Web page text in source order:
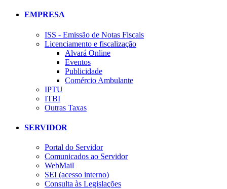
EMPRESA
ISS - Emissão de Notas Fiscais
Licenciamento e fiscalização
Alvará Online
Eventos
Publicidade
Comércio Ambulante
IPTU
ITBI
Outras Taxas
SERVIDOR
Portal do Servidor
Comunicados ao Servidor
WebMail
SEI (acesso interno)
Consulta às Legislações